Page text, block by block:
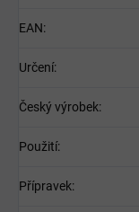
EAN:
Určení:
Český výrobek:
Použití:
Přípravek: